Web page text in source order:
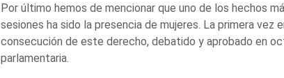
Por último hemos de mencionar que uno de los hechos
sesiones ha sido la presencia de mujeres. La primera vez
consecución de este derecho, debatido y aprobado en
parlamentaria.